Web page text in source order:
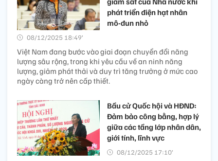
phát triển điện hạt nhân
mô-đun nhỏ
08/12/2025 18:49’
Việt Nam đang bước vào giai đoạn chuyển đổi năng
lượng sâu rộng, trong khi yêu cầu về an ninh năng
lượng, giảm phát thải và duy trì tăng trưởng ở mức cao
ngày càng trở nên cấp thiết.
Bầu cử Quốc hội và HĐND:
Đảm bảo công bằng, hợp lý
giữa các tầng lớp nhân dân,
giới tính, lĩnh vực
08/12/2025 17:10’